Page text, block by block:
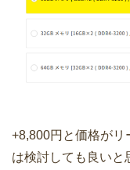
+8,800円と価格がリ
は検討しても良いと